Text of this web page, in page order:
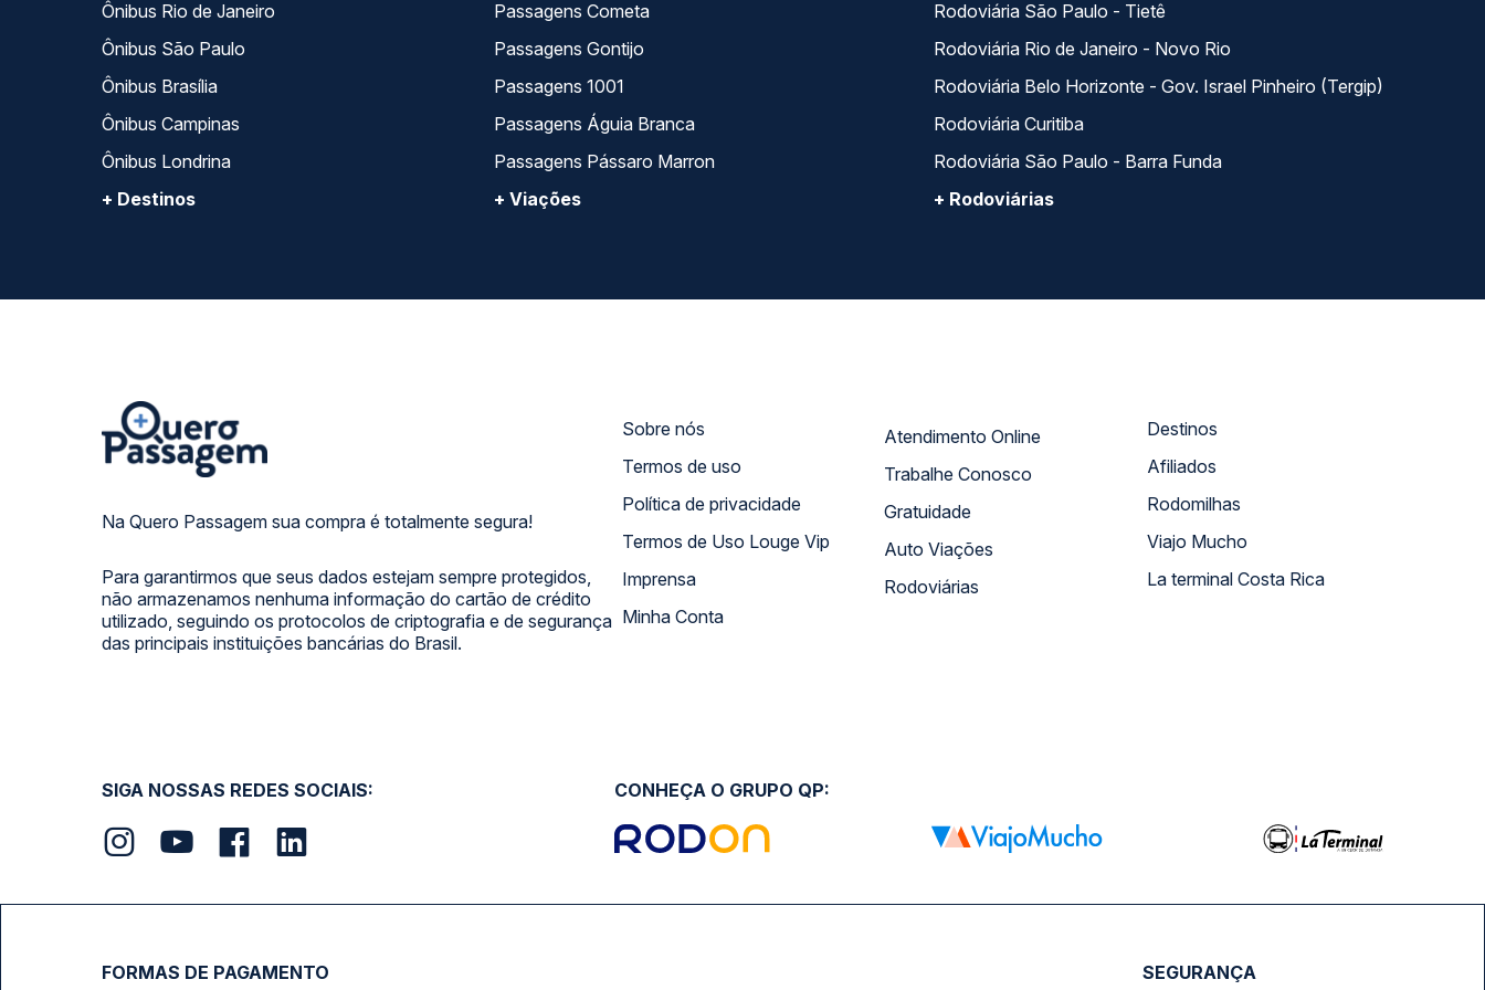
Ônibus Rio de Janeiro
Ônibus São Paulo
Ônibus Brasília
Ônibus Campinas
Ônibus Londrina
+ Destinos
Passagens Cometa
Passagens Gontijo
Passagens 1001
Passagens Águia Branca
Passagens Pássaro Marron
+ Viações
Rodoviária São Paulo - Tietê
Rodoviária Rio de Janeiro - Novo Rio
Rodoviária Belo Horizonte - Gov. Israel Pinheiro (Tergip)
Rodoviária Curitiba
Rodoviária São Paulo - Barra Funda
+ Rodoviárias
Na Quero Passagem sua compra é totalmente segura!
Para garantirmos que seus dados estejam sempre protegidos,
não armazenamos nenhuma informação do cartão de crédito
utilizado, seguindo os protocolos de criptografia e de segurança
das principais instituições bancárias do Brasil.
Sobre nós
Termos de uso
Política de privacidade
Termos de Uso Louge Vip
Imprensa
Minha Conta
Atendimento Online
Trabalhe Conosco
Gratuidade
Auto Viações
Rodoviárias
Destinos
Afiliados
Rodomilhas
Viajo Mucho
La terminal Costa Rica
SIGA NOSSAS REDES SOCIAIS: CONHEÇA O GRUPO QP:
FORMAS DE PAGAMENTO SEGURANÇA